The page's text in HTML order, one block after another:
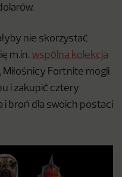
nie skorzystać
m.in. wspólna kolekcja
Miłośnicy Fortnite mogli
i zakupić cztery
broń dla swoich postaci